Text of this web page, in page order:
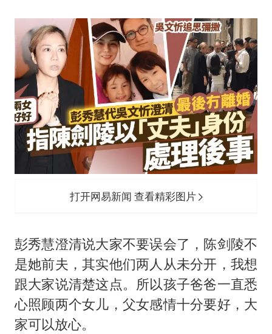
打开网易新闻 查看精彩图片
彭秀慧澄清说大家不要误会了，陈剑陵不
是她前夫，其实他们两人从未分开，我想
跟大家说清楚这点。所以孩子爸爸一直悉
心照顾两个女儿，父女感情十分要好，大
家可以放心。